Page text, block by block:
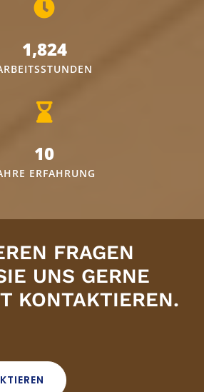
1,824
10
ERFAHRUNG
FRAGEN
UNS GERNE
KONTAKTIEREN.